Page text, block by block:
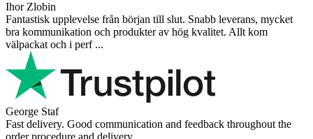
Ihor Zlobin
Fantastisk upplevelse från början till slut. Snabb leverans, mycket
bra kommunikation och produkter av hög kvalitet. Allt kom
välpackat och i perf ...
George Staf
Fast delivery. Good communication and feedback throughout the